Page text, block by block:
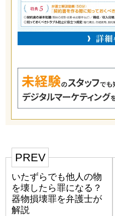
PREV
いたずらでも他人の物
を壊したら罪になる？
器物損壊罪を弁護士が
解説